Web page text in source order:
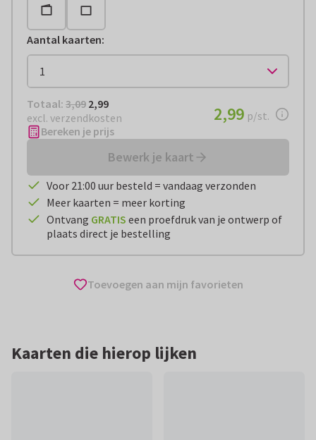
Aantal kaarten:
Totaal: € 2,99
Totaal: 3,09 2,99
excl. verzendkosten
€ 2,99per stuk
2,99 p/st.
Bereken je prijs
Bewerk je kaart
Voor 21:00 uur besteld = vandaag verzonden
Meer kaarten = meer korting
Ontvang GRATIS een proefdruk van je ontwerp of
plaats direct je bestelling
Toevoegen aan mijn favorieten
Kaarten die hierop lijken